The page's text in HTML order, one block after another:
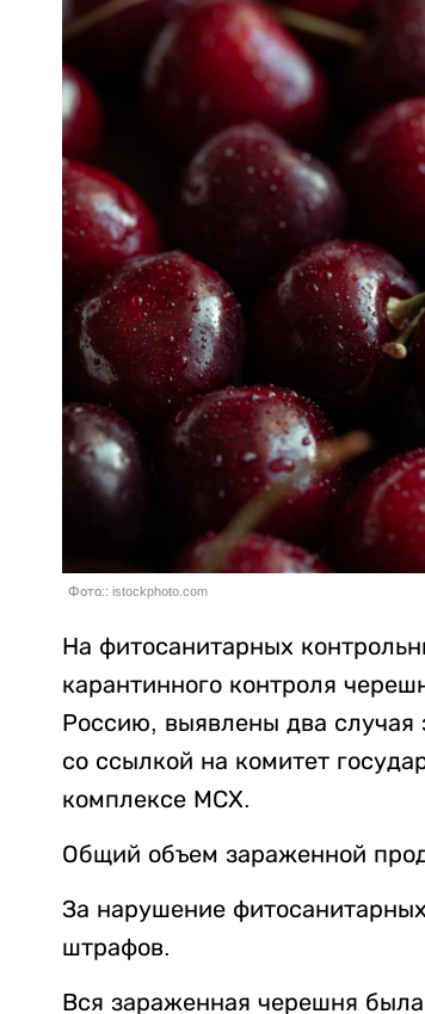
Фото:: istockphoto.com
На фитосанитарных
карантинного контроля
Россию, выявлены два
со ссылкой на комитет
комплексе МСХ.
Общий объем зараженной
За нарушение
штрафов.
Вся зараженная черешня